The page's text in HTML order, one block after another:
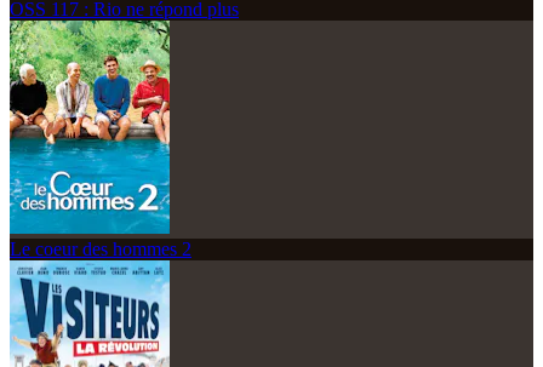
OSS 117 : Rio ne répond plus
Le coeur des hommes 2